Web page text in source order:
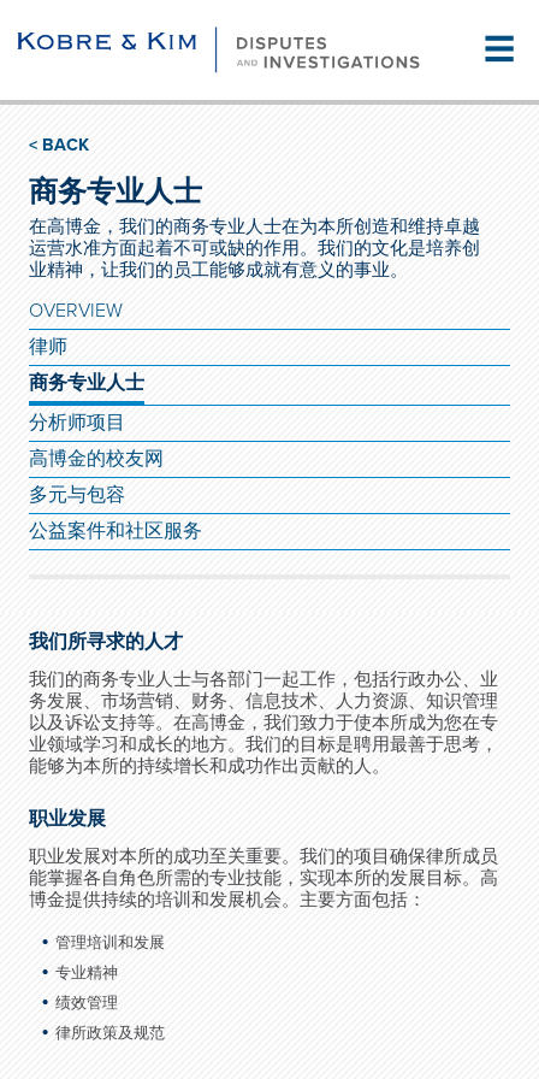
☰
< BACK
商务专业人士
在高博金，我们的商务专业人士在为本所创造和维持卓越
运营水准方面起着不可或缺的作用。我们的文化是培养创
业精神，让我们的员工能够成就有意义的事业。
OVERVIEW
律师
商务专业人士
分析师项目
高博金的校友网
多元与包容
公益案件和社区服务
我们所寻求的人才
我们的商务专业人士与各部门一起工作，包括行政办公、业
务发展、市场营销、财务、信息技术、人力资源、知识管理
以及诉讼支持等。在高博金，我们致力于使本所成为您在专
业领域学习和成长的地方。我们的目标是聘用最善于思考，
能够为本所的持续增长和成功作出贡献的人。
职业发展
职业发展对本所的成功至关重要。我们的项目确保律所成员
能掌握各自角色所需的专业技能，实现本所的发展目标。高
博金提供持续的培训和发展机会。主要方面包括：
管理培训和发展
专业精神
绩效管理
律所政策及规范